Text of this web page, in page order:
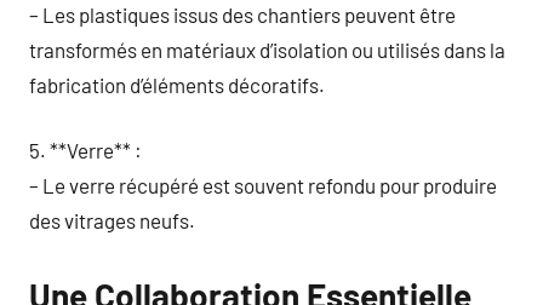
– Les plastiques issus des chantiers peuvent être
transformés en matériaux d’isolation ou utilisés dans la
fabrication d’éléments décoratifs.
5. **Verre** :
– Le verre récupéré est souvent refondu pour produire
des vitrages neufs.
Une Collaboration Essentielle